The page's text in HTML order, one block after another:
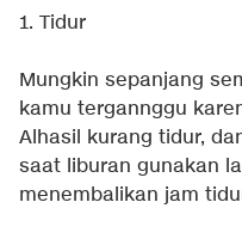
1. Tidur
Mungkin sepanjang
kamu tergannggu
Alhasil kurang tidur,
saat liburan gunakan
menembalikan jam